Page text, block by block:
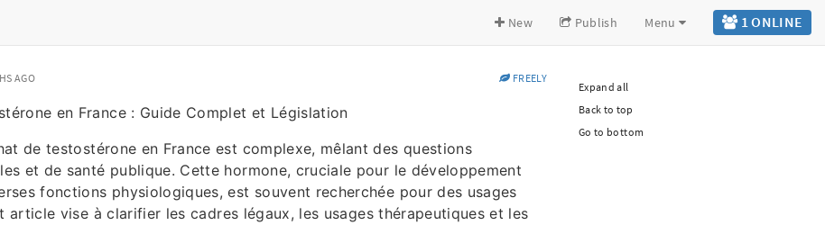
1 ONLINE
New Publish Menu
AGO FREELY
en France : Guide Complet et Législation
de testostérone en France est complexe, mêlant des questions
et de santé publique. Cette hormone, cruciale pour le développement
fonctions physiologiques, est souvent recherchée pour des usages
article vise à clarifier les cadres légaux, les usages thérapeutiques et les
Expand all
Back to top
Go to bottom